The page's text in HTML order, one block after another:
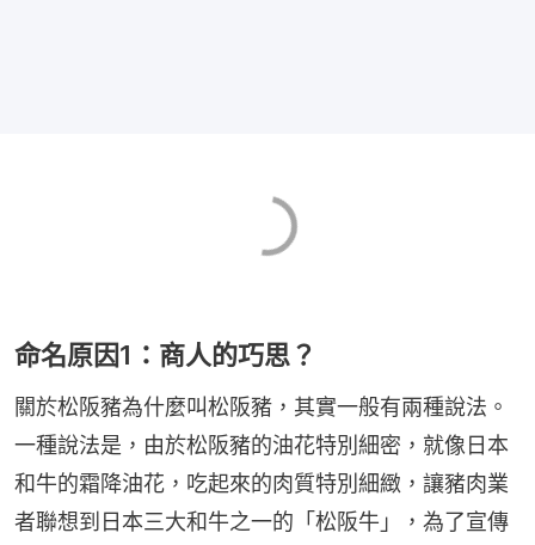
命名原因1：商人的巧思？
關於松阪豬為什麼叫松阪豬，其實一般有兩種說法。
一種說法是，由於松阪豬的油花特別細密，就像日本
和牛的霜降油花，吃起來的肉質特別細緻，讓豬肉業
者聯想到日本三大和牛之一的「松阪牛」，為了宣傳